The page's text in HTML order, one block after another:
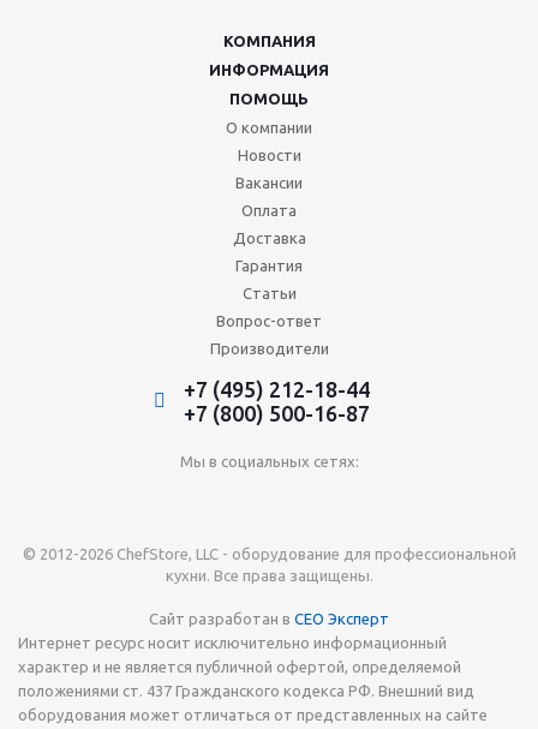
КОМПАНИЯ
ИНФОРМАЦИЯ
ПОМОЩЬ
О компании
Новости
Вакансии
Оплата
Доставка
Гарантия
Статьи
Вопрос-ответ
Производители
+7 (495) 212-18-44
+7 (800) 500-16-87
Мы в социальных сетях:
© 2012-2026 ChefStore, LLC - оборудование для профессиональной
кухни. Все права защищены.
Сайт разработан в СЕО Эксперт
Интернет ресурс носит исключительно информационный
характер и не является публичной офертой, определяемой
положениями ст. 437 Гражданского кодекса РФ. Внешний вид
оборудования может отличаться от представленных на сайте